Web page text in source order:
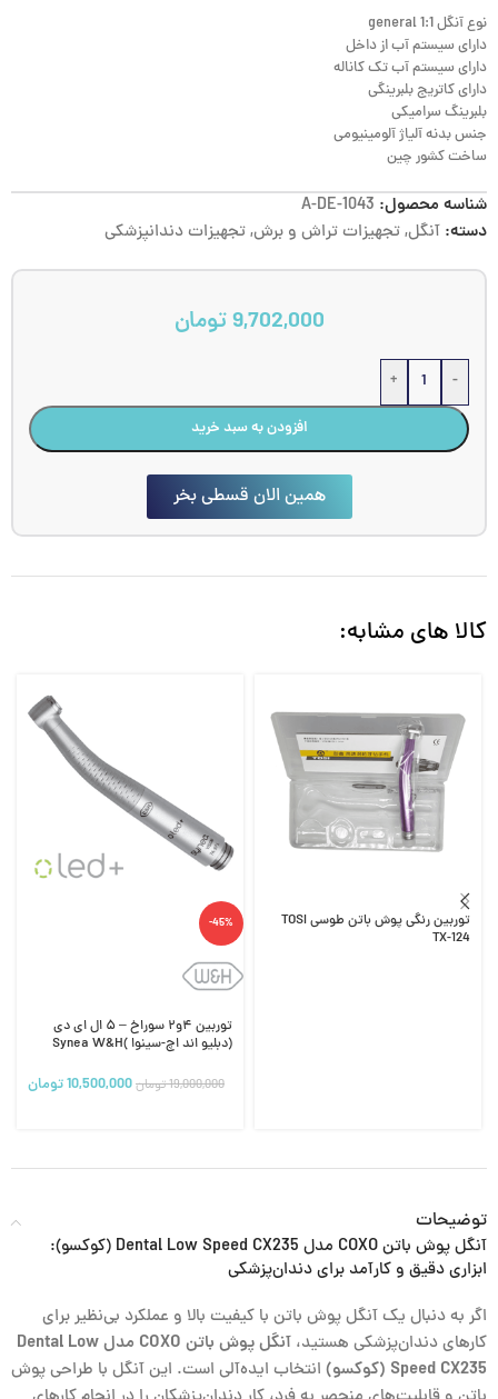
نوع آنگل general 1:1
دارای سیستم آب از داخل
دارای سیستم آب تک کاناله
دارای کاتریج بلبرینگی
بلبرینگ سرامیکی
جنس بدنه آلیاژ آلومینیومی
ساخت کشور چین
شناسه محصول: A-DE-1043
دسته: آنگل,تجهیزات تراش و برش,تجهیزات دندانپزشکی
9,702,000تومان
-
+
افزودن به سبد خرید
همین الان قسطی بخر
کالا های مشابه:
توربین رنگی پوش باتن طوسی TOSI
TX-124
-45%
توربین ۴و۲ سوراخ – ۵ ال ای دی
(دبلیو اند اچ-سینوا )Synea W&H
19,000,000تومان10,500,000تومان
توضیحات
آنگل پوش باتن COXO مدل Dental Low Speed CX235 (کوکسو):
ابزاری دقیق و کارآمد برای دندان‌پزشکی
اگر به دنبال یک آنگل پوش باتن با کیفیت بالا و عملکرد بی‌نظیر برای
کارهای دندان‌پزشکی هستید،
آنگل پوش باتن COXO مدل Dental Low
Speed CX235 (کوکسو)
انتخاب ایده‌آلی است. این آنگل با طراحی پوش